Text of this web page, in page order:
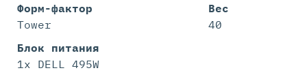
Форм-фактор
Tower
Вес
40
Блок питания
1x DELL 495W